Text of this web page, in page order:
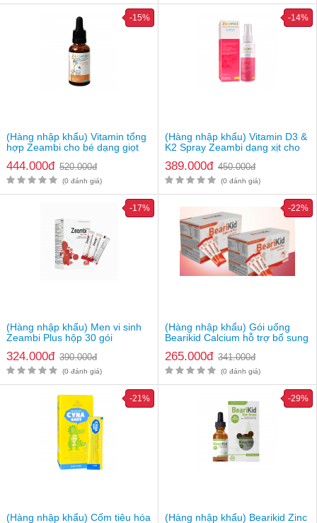
(Hàng nhập khẩu) Vitamin tổng
hợp Zeambi cho bé dạng giọt
444.000đ 520.000đ
-15%
(0 đánh giá)
(Hàng nhập khẩu) Vitamin D3 &
K2 Spray Zeambi dạng xịt cho
389.000đ 450.000đ
-14%
(0 đánh giá)
(Hàng nhập khẩu) Men vi sinh
Zeambi Plus hộp 30 gói
324.000đ 390.000đ
-17%
(0 đánh giá)
(Hàng nhập khẩu) Gói uống
Bearikid Calcium hỗ trợ bổ sung
265.000đ 341.000đ
-22%
(0 đánh giá)
(Hàng nhập khẩu) Cốm tiêu hóa
-21%
(Hàng nhập khẩu) Bearikid Zinc
-29%